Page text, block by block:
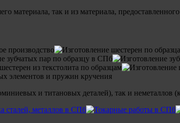
материала, так и из материала,
и титановых деталей), так и неметаллов